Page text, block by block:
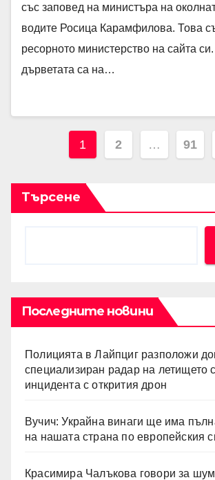
със заповед на министъра на
водите Росица Карамфилова. Това
ресорното министерство на сайта
дърветата са на…
Разделяне
1 2 … 91
Търсене
Последните новини
Полицията в Лайпциг разположи
специализиран радар на летището
инцидента с открития дрон
Вучич: Украйна винаги ще има
на нашата страна по европейския
Красимира Чалъкова говори за